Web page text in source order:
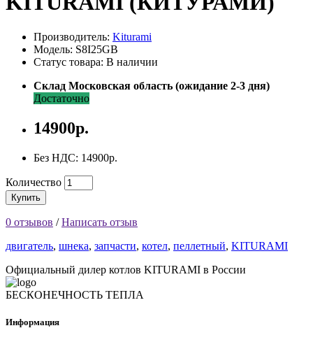
Производитель: Kiturami
Модель: S8I25GB
Статус товара: В наличии
Склад Московская область (ожидание 2-3 дня)
Достаточно
14900р.
Без НДС: 14900р.
Количество
Купить
0 отзывов /Написать отзыв
двигатель, шнека, запчасти, котел, пеллетный, KITURAMI
Официальный дилер котлов KITURAMI в России
БЕСКОНЕЧНОСТЬ ТЕПЛА
Информация